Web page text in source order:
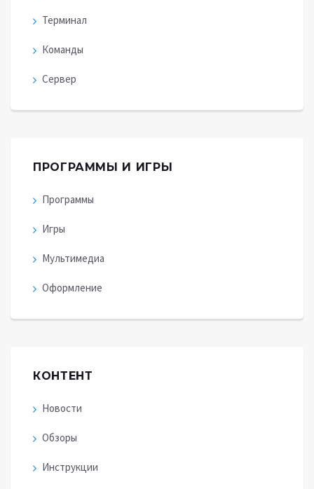
Терминал
Команды
Сервер
ПРОГРАММЫ И ИГРЫ
Программы
Игры
Мультимедиа
Оформление
КОНТЕНТ
Новости
Обзоры
Инструкции